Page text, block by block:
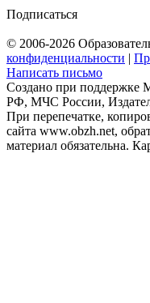
Подписаться
© 2006-2026
конфиденциальности |
Написать письмо
Создано при поддержке
РФ, МЧС России,
При перепечатке,
сайта www.obzh.net,
материал обязательна.